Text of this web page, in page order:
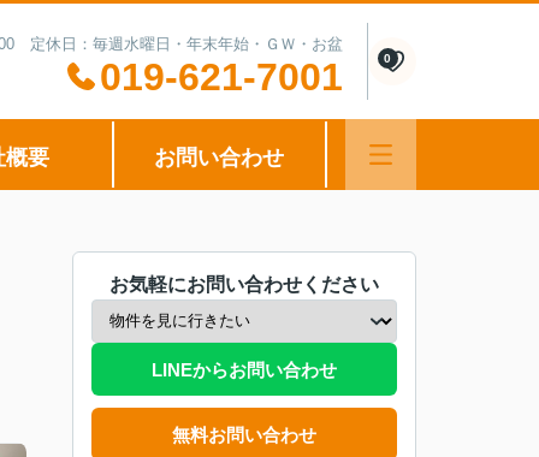
定休日：毎週水曜日・年末年始・ＧＷ・お盆
019-621-7001 0
概要 お問い合わせ
お気軽にお問い合わせください
LINEからお問い合わせ
無料お問い合わせ